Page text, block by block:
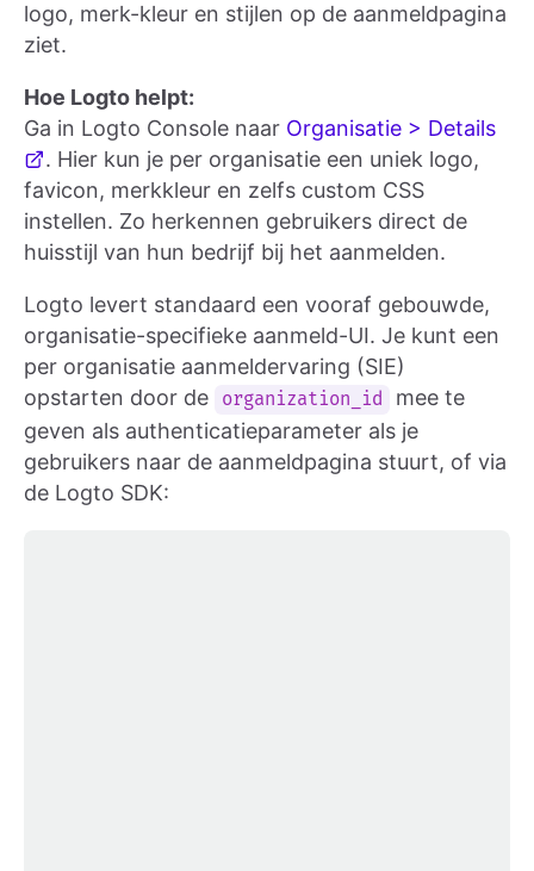
logo, merk-kleur en stijlen op de aanmeldpagina
ziet.
Hoe Logto helpt:
Ga in Logto Console naar Organisatie > Details
. Hier kun je per organisatie een uniek logo,
favicon, merkkleur en zelfs custom CSS
instellen. Zo herkennen gebruikers direct de
huisstijl van hun bedrijf bij het aanmelden.
Logto levert standaard een vooraf gebouwde,
organisatie-specifieke aanmeld-UI. Je kunt een
per organisatie aanmeldervaring (SIE)
opstarten door de
organization_id
mee te
geven als authenticatieparameter als je
gebruikers naar de aanmeldpagina stuurt, of via
de Logto SDK: